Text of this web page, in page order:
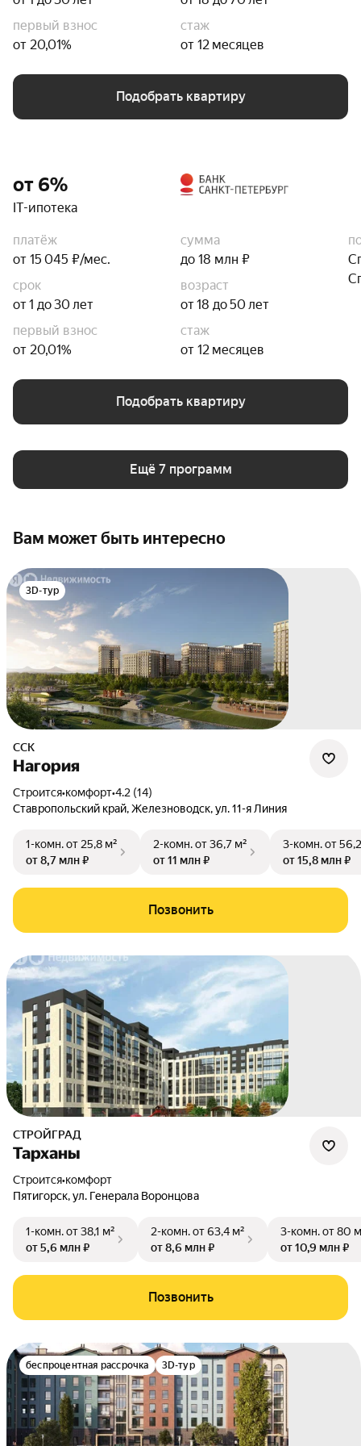
первый взнос
от 20,01%
стаж
от 12 месяцев
Подобрать квартиру
от 6%
IT-ипотека
платёж
от 15 045 ₽/мес.
сумма
до 18 млн ₽
срок
от 1 до 30 лет
возраст
от 18 до 50 лет
первый взнос
от 20,01%
стаж
от 12 месяцев
Подобрать квартиру
Ещё 7 программ
Вам может быть интересно
3D-тур
ССК
Нагория
Строится•комфорт•4.2 (14)
Ставропольский край,Железноводск,ул. 11-я Линия
1-комн.от 25,8 м²
от 8,7 млн ₽
2-комн.от 36,7 м²
от 11 млн ₽
3-комн.от
от 15,8 млн ₽
Позвонить
СТРОЙГРАД
Тарханы
Строится•комфорт
Пятигорск,ул. Генерала Воронцова
1-комн.от 38,1 м²
от 5,6 млн ₽
2-комн.от 63,4 м²
от 8,6 млн ₽
3-комн.от 80
от 10,9 млн ₽
Позвонить
беспроцентная рассрочка 3D-тур